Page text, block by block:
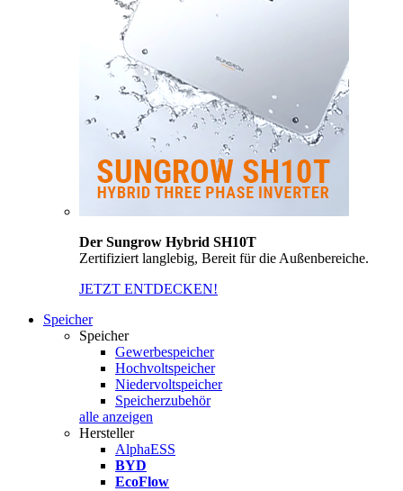
Der Sungrow Hybrid SH10T
Zertifiziert langlebig, Bereit für die Außenbereiche.
JETZT ENTDECKEN!
Speicher
Speicher
Gewerbespeicher
Hochvoltspeicher
Niedervoltspeicher
Speicherzubehör
alle anzeigen
Hersteller
AlphaESS
BYD
EcoFlow